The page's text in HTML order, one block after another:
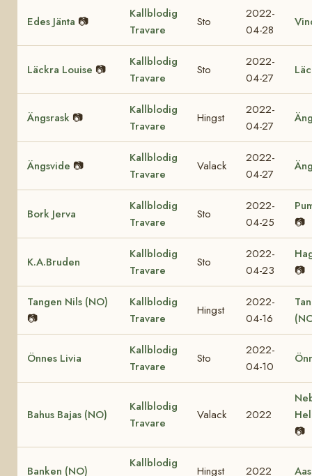
Edes Jänta 📷
Kallblodig
Travare
Sto
2022-
04-28
Läckra Louise 📷
Kallblodig
Travare
Sto
2022-
04-27
Ängsrask 📷
Kallblodig
Travare
Hingst
2022-
04-27
Ängsvide 📷
Kallblodig
Travare
Valack
2022-
04-27
Bork Jerva
Kallblodig
Travare
Sto
2022-
04-25
📷
K.A.Bruden
Kallblodig
Travare
Sto
2022-
04-23
📷
Tangen Nils (NO)
📷
Kallblodig
Travare
Hingst
2022-
04-16
Önnes Livia
Kallblodig
Travare
Sto
2022-
04-10
Bahus Bajas (NO)
Kallblodig
Travare
Valack 2022
📷
Banken (NO)
Kallblodig
Hingst 2022